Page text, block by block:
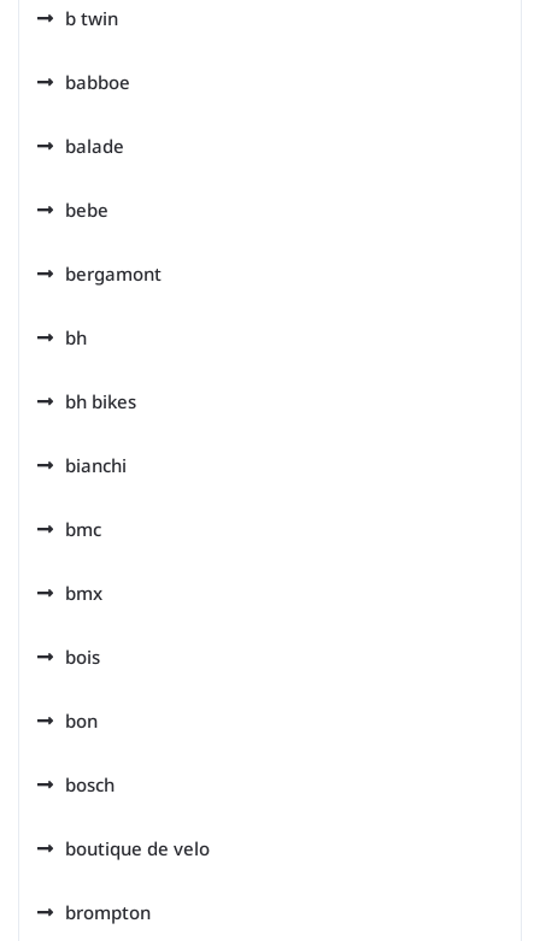
b twin
babboe
balade
bebe
bergamont
bh
bh bikes
bianchi
bmc
bmx
bois
bon
bosch
boutique de velo
brompton